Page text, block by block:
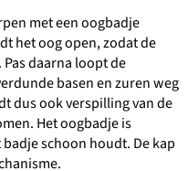
met een oogbadje
het oog open, zodat de
daarna loopt de
basen en zuren weg
dus ook verspilling van de
Het oogbadje is
schoon houdt. De kap